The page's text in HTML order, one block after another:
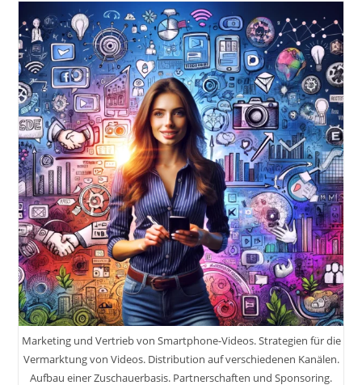
Für
Deine
Kunden,
Produkte
Und
Dienstleistungen.
Wie
Werde
Ich
Im
Internet
Sichtbar?!
Marketing und Vertrieb von Smartphone-Videos. Strategien für die
Vermarktung von Videos. Distribution auf verschiedenen Kanälen.
Aufbau einer Zuschauerbasis. Partnerschaften und Sponsoring.